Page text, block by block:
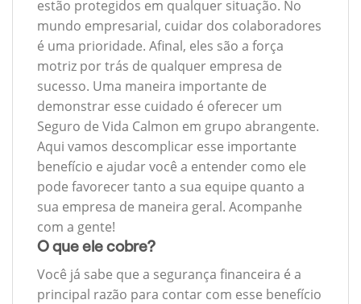
estão protegidos em qualquer situação. No
mundo empresarial, cuidar dos colaboradores
é uma prioridade. Afinal, eles são a força
motriz por trás de qualquer empresa de
sucesso. Uma maneira importante de
demonstrar esse cuidado é oferecer um
Seguro de Vida Calmon em grupo abrangente.
Aqui vamos descomplicar esse importante
benefício e ajudar você a entender como ele
pode favorecer tanto a sua equipe quanto a
sua empresa de maneira geral. Acompanhe
com a gente!
O que ele cobre?
Você já sabe que a segurança financeira é a
principal razão para contar com esse benefício